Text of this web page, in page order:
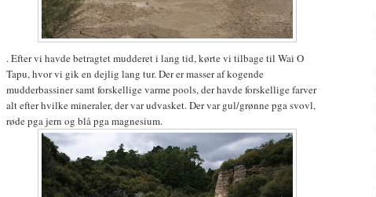
. Efter vi havde betragtet mudderet i lang tid, kørte vi tilbage til Wai O
Tapu, hvor vi gik en dejlig lang tur. Der er masser af kogende
mudderbassiner samt forskellige varme pools, der havde forskellige farver
alt efter hvilke mineraler, der var udvasket. Der var gul/grønne pga svovl,
røde pga jern og blå pga magnesium.